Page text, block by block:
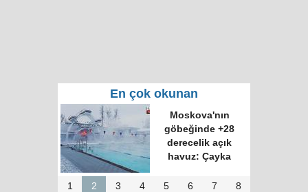
En çok okunan
Moskova'nın
göbeğinde +28
derecelik açık
havuz: Çayka
1 2 3 4 5 6 7 8